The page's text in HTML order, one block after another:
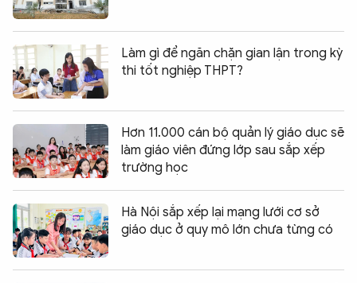
Làm gì để ngăn chặn gian lận trong kỳ
thi tốt nghiệp THPT?
Hơn 11.000 cán bộ quản lý giáo dục sẽ
làm giáo viên đứng lớp sau sắp xếp
trường học
Hà Nội sắp xếp lại mạng lưới cơ sở
giáo dục ở quy mô lớn chưa từng có